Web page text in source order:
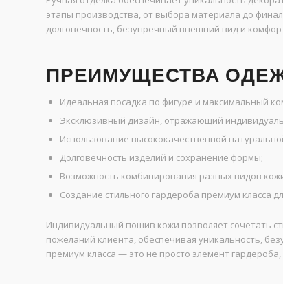
этапы производства, от выбора материала до
долговечность, безупречный внешний вид и
ПРЕИМУЩЕСТВА
Идеальная посадка по фигуре и максимальный
Эксклюзивный дизайн, отражающий
Использование высококачественной
Долговечность изделий и сохранение формы;
Возможность комбинирования разных видов
Создание стильного гардероба премиум класса
Индивидуальный пошив кожи позволяет сочетать
пожеланий клиента, обеспечивая уникальность,
премиум класса — это не просто элемент